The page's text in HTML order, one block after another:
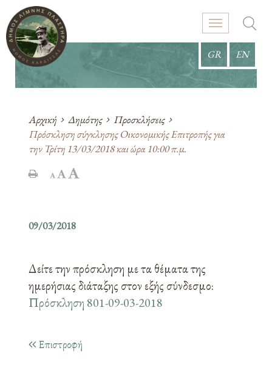
GR EN
Αρχική Δημότης
Προσκλήσεις
Πρόσκληση σύγκλησης Οικονομικής Επιτροπής για
την Τρίτη 13/03/2018 και ώρα 10:00 π.μ.
09/03/2018
Δείτε την πρόσκληση με τα θέματα της
ημερήσιας διάταξης στον εξής σύνδεσμο:
Πρόσκληση 801-09-03-2018
Επιστροφή